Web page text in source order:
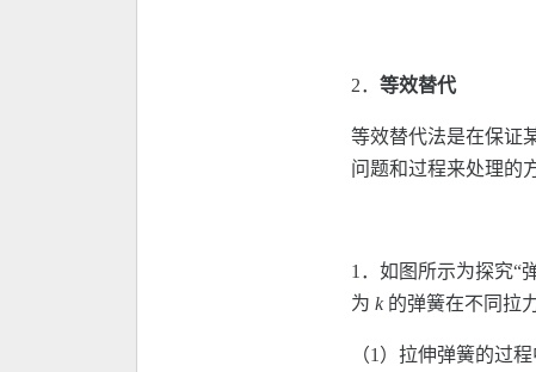
2． 等效替代
等效替代法是在保证
问题和过程来处理的
1．如图所示为探究“
为 k的弹簧在不同拉
（1）拉伸弹簧的过